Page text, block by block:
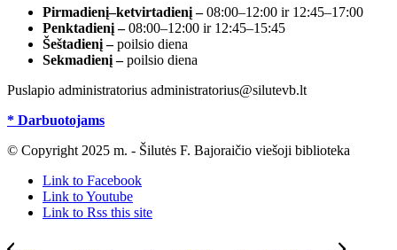
Pirmadienį–ketvirtadienį –08:00–12:00 ir 12:45–17:00
Penktadienį –08:00–12:00 ir 12:45–15:45
Šeštadienį –poilsio diena
Sekmadienį –poilsio diena
Puslapio administratorius administratorius@silutevb.lt
* Darbuotojams
© Copyright 2025 m. - Šilutės F. Bajoraičio viešoji biblioteka
Link to Facebook
Link to Youtube
Link to Rss this site